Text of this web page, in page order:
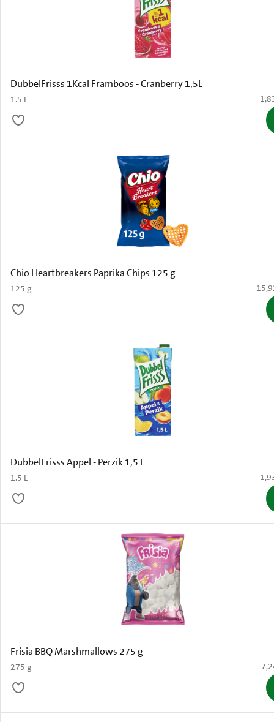
DubbelFrisss 1Kcal Framboos - Cranberry 1,5L
1.5 L €
Chio Heartbreakers Paprika Chips 125 g
125 g €
DubbelFrisss Appel - Perzik 1,5 L
1.5 L €
Frisia BBQ Marshmallows 275 g
275 g €